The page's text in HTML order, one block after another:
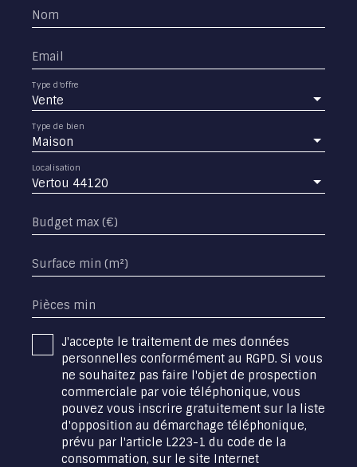
Nom
Email
Vente
Type d'offre
Maison
Type de bien
Vertou 44120
Localisation
Budget max (€)
Surface min (m²)
Pièces min
J'accepte le traitement de mes données
personnelles conformément au RGPD. Si vous
ne souhaitez pas faire l'objet de prospection
commerciale par voie téléphonique, vous
pouvez vous inscrire gratuitement sur la liste
d'opposition au démarchage téléphonique,
prévu par l'article L223-1 du code de la
consommation, sur le site Internet